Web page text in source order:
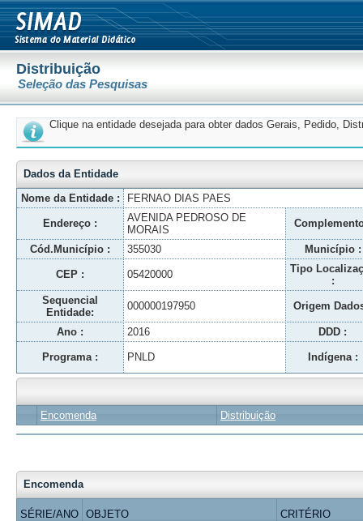
Distribuição
Seleção das Pesquisas
Clique na entidade desejada para obter dados Gerais, Pedido,
Dados da Entidade
Nome da Entidade :
FERNAO DIAS PAES
Endereço :
AVENIDA PEDROSO DE
MORAIS
Cód.Município : 355030 Município :
CEP : 05420000
Tipo
:
Sequencial
Entidade:
000000197950 Origem
Ano : 2016 DDD :
Programa : PNLD Indígena :
Encomenda Distribuição
Encomenda
SÉRIE/ANO OBJETO CRITÉRIO